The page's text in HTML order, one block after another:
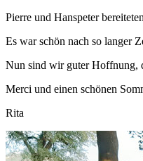
Pierre und Hanspeter
Es war schön nach so langer
Nun sind wir guter Hoffnung,
Merci und einen schönen
Rita